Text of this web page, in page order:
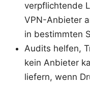
verpflichtende
VPN-Anbieter
in bestimmten
Audits helfen,
kein Anbieter
liefern, wenn